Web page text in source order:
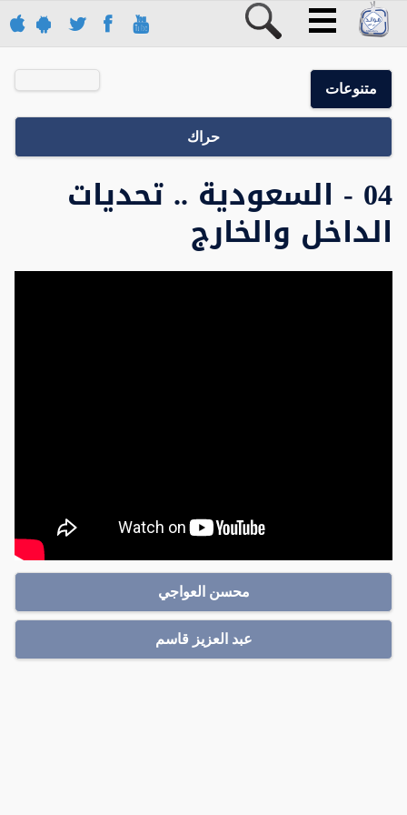
متنوعات
حراك
04 - السعودية .. تحديات
الداخل والخارج
محسن العواجي
عبد العزيز قاسم